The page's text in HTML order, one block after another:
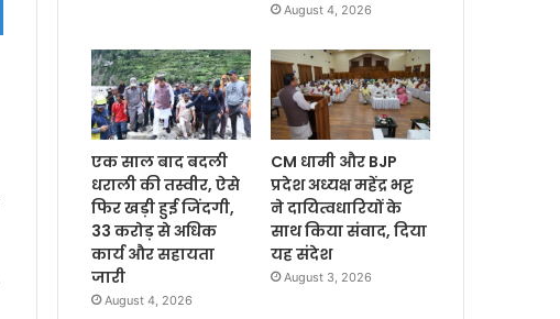
August 4, 2026
एक साल बाद बदली
धराली की तस्वीर, ऐसे
फिर खड़ी हुई जिंदगी,
33 करोड़ से अधिक
कार्य और सहायता
जारी
August 4, 2026
CM धामी और BJP
प्रदेश अध्यक्ष महेंद्र भट्ट
ने दायित्वधारियों के
साथ किया संवाद, दिया
यह संदेश
August 3, 2026